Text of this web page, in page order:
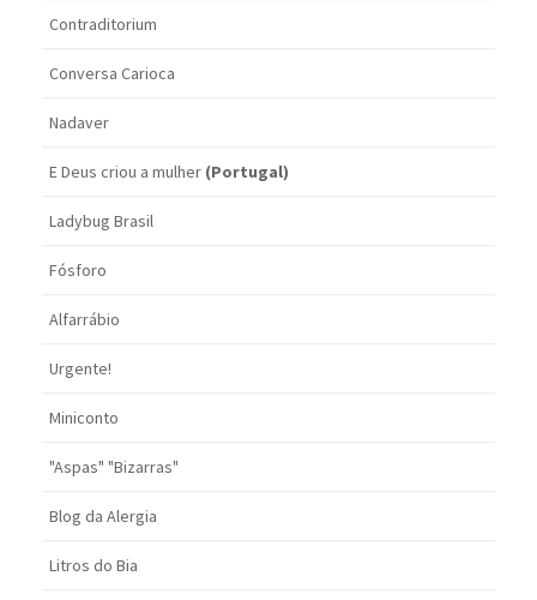
Contraditorium
Conversa Carioca
Nadaver
E Deus criou a mulher (Portugal)
Ladybug Brasil
Fósforo
Alfarrábio
Urgente!
Miniconto
"Aspas" "Bizarras"
Blog da Alergia
Litros do Bia